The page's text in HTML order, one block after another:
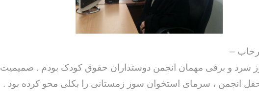
–
سرد و برفی مهمان انجمن دوستداران حقوق کودک بودم . صمیمیت
انجمن ، سرمای استخوان سوز زمستانی را بکلی محو کرده بود .